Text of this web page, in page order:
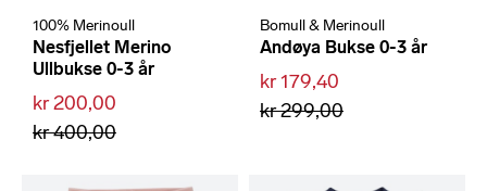
100% Merinoull
Nesfjellet Merino
Ullbukse 0-3 år
kr 200,00
kr 400,00
Bomull & Merinoull
Andøya Bukse 0-3 år
kr 179,40
kr 299,00